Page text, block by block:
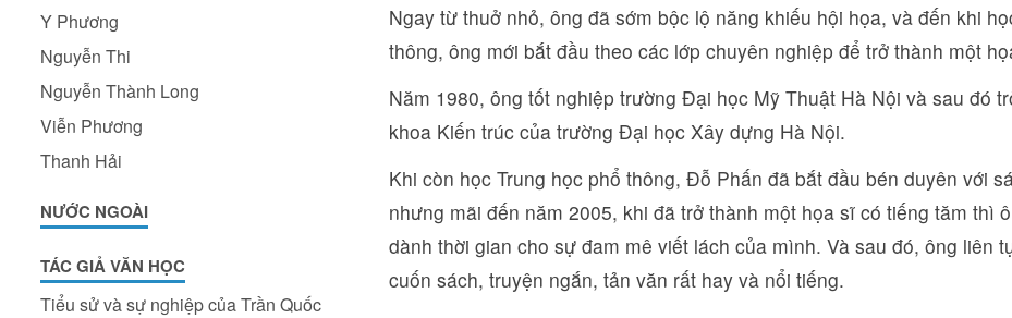
Y Phương
Nguyễn Thi
Nguyễn Thành Long
Viễn Phương
Thanh Hải
NƯỚC NGOÀI
TÁC GIẢ VĂN HỌC
Tiểu sử và sự nghiệp của Trần Quốc
Ngay từ thuở nhỏ, ông đã sớm bộc lộ năng khiếu hội họa, và đến khi
thông, ông mới bắt đầu theo các lớp chuyên nghiệp để trở thành một
Năm 1980, ông tốt nghiệp trường Đại học Mỹ Thuật Hà Nội và sau đó
khoa Kiến trúc của trường Đại học Xây dựng Hà Nội.
Khi còn học Trung học phổ thông, Đỗ Phấn đã bắt đầu bén duyên với
nhưng mãi đến năm 2005, khi đã trở thành một họa sĩ có tiếng tăm thì
dành thời gian cho sự đam mê viết lách của mình. Và sau đó, ông liên
cuốn sách, truyện ngắn, tản văn rất hay và nổi tiếng.